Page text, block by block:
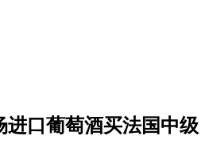
进口葡萄酒买法国中级